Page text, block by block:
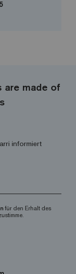
are made of
informiert
für den Erhalt des